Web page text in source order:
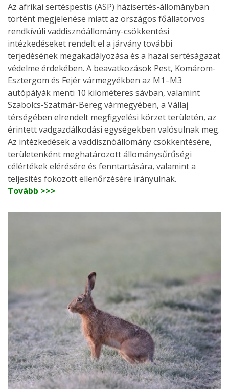
Az afrikai sertéspestis (ASP) házisertés-állományban
történt megjelenése miatt az országos főállatorvos
rendkívüli vaddisznóállomány-csökkentési
intézkedéseket rendelt el a járvány további
terjedésének megakadályozása és a hazai sertéságazat
védelme érdekében. A beavatkozások Pest, Komárom-
Esztergom és Fejér vármegyékben az M1–M3
autópályák menti 10 kilométeres sávban, valamint
Szabolcs-Szatmár-Bereg vármegyében, a Vállaj
térségében elrendelt megfigyelési körzet területén, az
érintett vadgazdálkodási egységekben valósulnak meg.
Az intézkedések a vaddisznóállomány csökkentésére,
területenként meghatározott állománysűrűségi
célértékek elérésére és fenntartására, valamint a
teljesítés fokozott ellenőrzésére irányulnak.
Tovább >>>